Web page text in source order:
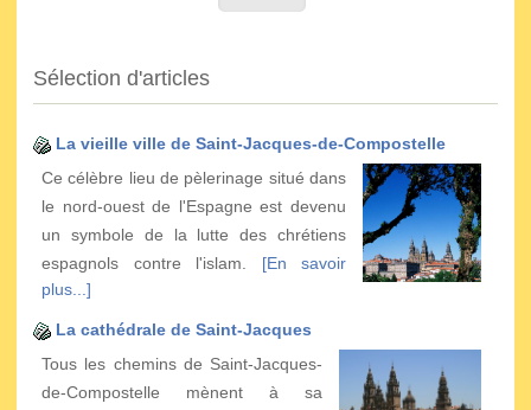
Sélection d'articles
La vieille ville de Saint-Jacques-de-Compostelle
Ce célèbre lieu de pèlerinage situé dans
le nord-ouest de l'Espagne est devenu
un symbole de la lutte des chrétiens
espagnols contre l'islam. [En savoir
plus...]
La cathédrale de Saint-Jacques
Tous les chemins de Saint-Jacques-
de-Compostelle mènent à sa